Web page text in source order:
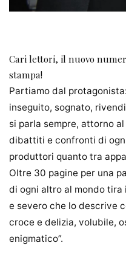
Cari lettori, il nuovo
stampa!
Partiamo dal
inseguito, sognato,
si parla sempre, attorno
dibattiti e confronti di
produttori quanto tra
Oltre 30 pagine per una
di ogni altro al mondo
e severo che lo descrive
croce e delizia, volubile,
enigmatico”.